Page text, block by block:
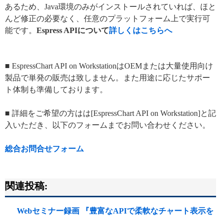
あるため、Java環境のみがインストールされていれば、ほと
んど修正の必要なく、任意のプラットフォーム上で実行可
能です。 Espress APIについて詳しくはこちらへ
■ EspressChart API on WorkstationはOEMまたは大量使用向け
製品で単発の販売は致しません。また用途に応じたサポー
ト体制も準備しております。
■ 詳細をご希望の方はは[EspressChart API on Workstation]と記
入いただき、以下のフォームまでお問い合わせください。
総合お問合せフォーム
関連投稿:
Webセミナー録画 『豊富なAPIで柔軟なチャート表示を